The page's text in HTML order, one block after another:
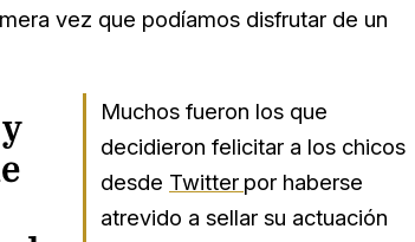
vez que podíamos disfrutar de un
Muchos fueron los que
decidieron felicitar a los chicos
desde Twitter por haberse
atrevido a sellar su actuación